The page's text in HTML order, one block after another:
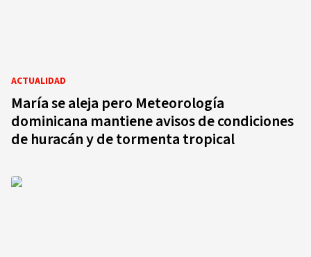
ACTUALIDAD
María se aleja pero Meteorología
dominicana mantiene avisos de condiciones
de huracán y de tormenta tropical